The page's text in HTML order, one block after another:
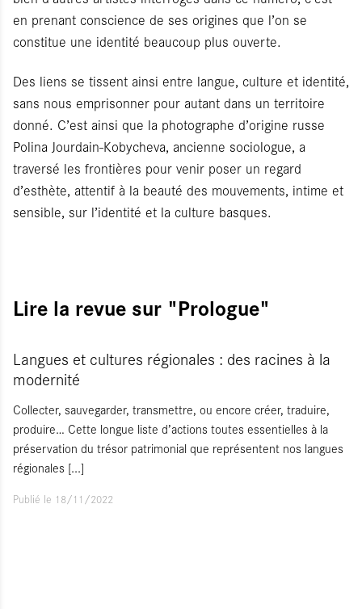
en prenant conscience de ses origines que l’on se
constitue une identité beaucoup plus ouverte.
Des liens se tissent ainsi entre langue, culture et identité,
sans nous emprisonner pour autant dans un territoire
donné. C’est ainsi que la photographe d’origine russe
Polina Jourdain-Kobycheva, ancienne sociologue, a
traversé les frontières pour venir poser un regard
d’esthète, attentif à la beauté des mouvements, intime et
sensible, sur l’identité et la culture basques.
Lire la revue sur "Prologue"
Langues et cultures régionales : des racines à la
modernité
Collecter, sauvegarder, transmettre, ou encore créer, traduire,
produire… Cette longue liste d’actions toutes essentielles à la
préservation du trésor patrimonial que représentent nos langues
régionales [...]
Publié le 18/11/2022